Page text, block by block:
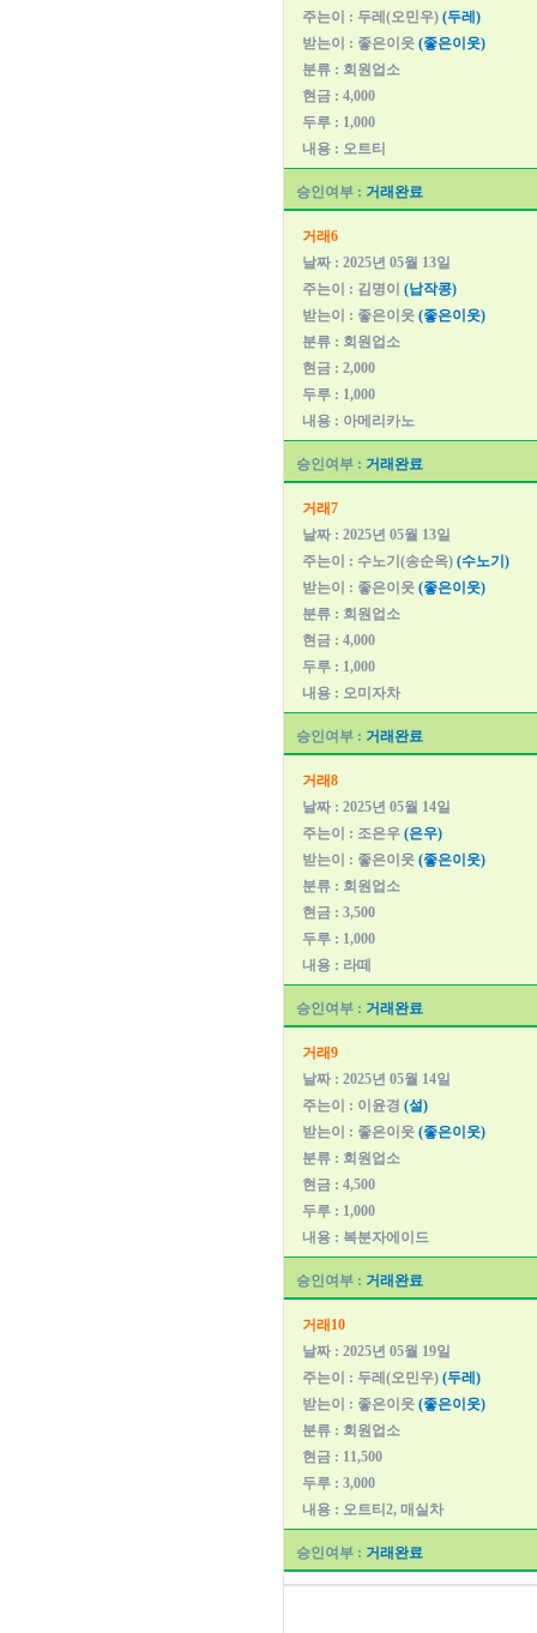
주는이 : 두레(오민우) (두레)
받는이 : 좋은이웃 (좋은이웃)
분류 : 회원업소
현금 : 4,000
두루 : 1,000
내용 : 오트티
승인여부 : 거래완료
거래6
날짜 : 2025년 05월 13일
주는이 : 김명이 (납작콩)
받는이 : 좋은이웃 (좋은이웃)
분류 : 회원업소
현금 : 2,000
두루 : 1,000
내용 : 아메리카노
승인여부 : 거래완료
거래7
날짜 : 2025년 05월 13일
주는이 : 수노기(송순옥) (수노기)
받는이 : 좋은이웃 (좋은이웃)
분류 : 회원업소
현금 : 4,000
두루 : 1,000
내용 : 오미자차
승인여부 : 거래완료
거래8
날짜 : 2025년 05월 14일
주는이 : 조은우 (은우)
받는이 : 좋은이웃 (좋은이웃)
분류 : 회원업소
현금 : 3,500
두루 : 1,000
내용 : 라떼
승인여부 : 거래완료
거래9
날짜 : 2025년 05월 14일
주는이 : 이윤경 (설)
받는이 : 좋은이웃 (좋은이웃)
분류 : 회원업소
현금 : 4,500
두루 : 1,000
내용 : 복분자에이드
승인여부 : 거래완료
거래10
날짜 : 2025년 05월 19일
주는이 : 두레(오민우) (두레)
받는이 : 좋은이웃 (좋은이웃)
분류 : 회원업소
현금 : 11,500
두루 : 3,000
내용 : 오트티2, 매실차
승인여부 : 거래완료